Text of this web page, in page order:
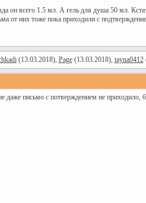
он всего 1.5 мл. А гель для душа 50 мл.
от них тоже пока приходили с
(13.03.2018), Page(13.03.2018), tayna0412
даже письмо с потверждением не приходило,